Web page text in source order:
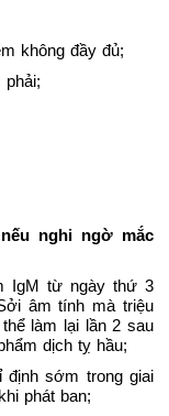
không đầy đủ;
nghi ngờ mắc
IgM từ ngày thứ 3
âm tính mà triệu
làm lại lần 2 sau
dịch tỵ hầu;
định sớm trong giai
phát ban;